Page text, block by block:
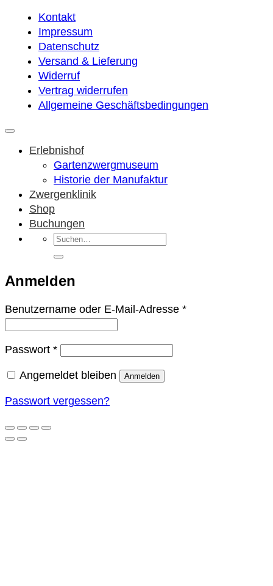
Kontakt
Impressum
Datenschutz
Versand & Lieferung
Widerruf
Vertrag widerrufen
Allgemeine Geschäftsbedingungen
Erlebnishof
Gartenzwergmuseum
Historie der Manufaktur
Zwergenklinik
Shop
Buchungen
Suchen
nach:
Anmelden
Benutzername oder E-Mail-Adresse *Erforderlich
Passwort *Erforderlich
Angemeldet bleiben Anmelden
Passwort vergessen?